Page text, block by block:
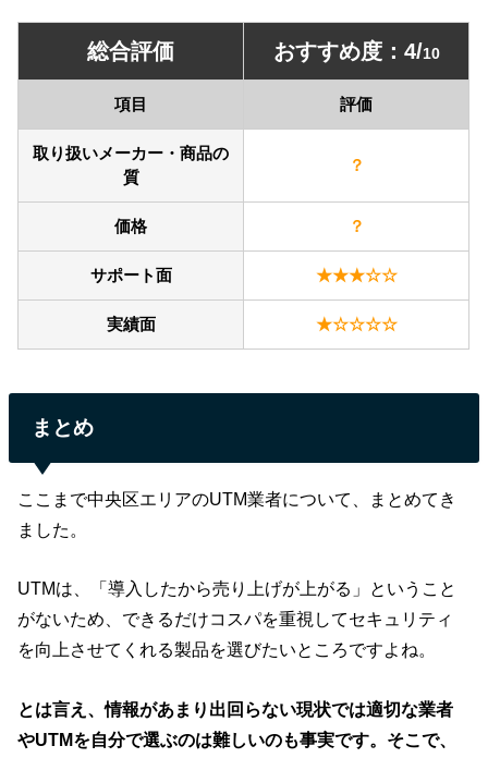
総合評価 おすすめ度：4/10
項目 評価
取り扱いメーカー・商品の
質
？
価格 ？
サポート面 ★★★☆☆
実績面 ★☆☆☆☆
まとめ
ここまで中央区エリアのUTM業者について、まとめてき
ました。
UTMは、「導入したから売り上げが上がる」ということ
がないため、できるだけコスパを重視してセキュリティ
を向上させてくれる製品を選びたいところですよね。
とは言え、情報があまり出回らない現状では適切な業者
やUTMを自分で選ぶのは難しいのも事実です。 そこで、